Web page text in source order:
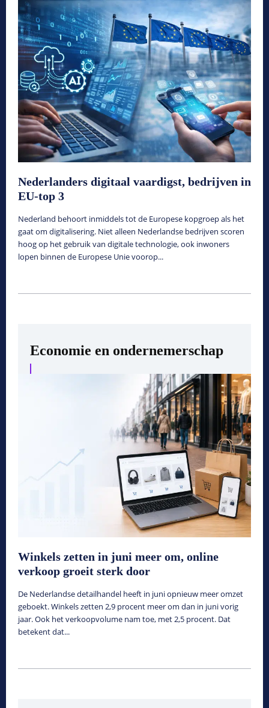
Nederlanders digitaal vaardigst, bedrijven in
EU-top 3
Nederland behoort inmiddels tot de Europese kopgroep als het
gaat om digitalisering. Niet alleen Nederlandse bedrijven scoren
hoog op het gebruik van digitale technologie, ook inwoners
lopen binnen de Europese Unie voorop...
Economie en ondernemerschap
Winkels zetten in juni meer om, online
verkoop groeit sterk door
De Nederlandse detailhandel heeft in juni opnieuw meer omzet
geboekt. Winkels zetten 2,9 procent meer om dan in juni vorig
jaar. Ook het verkoopvolume nam toe, met 2,5 procent. Dat
betekent dat...